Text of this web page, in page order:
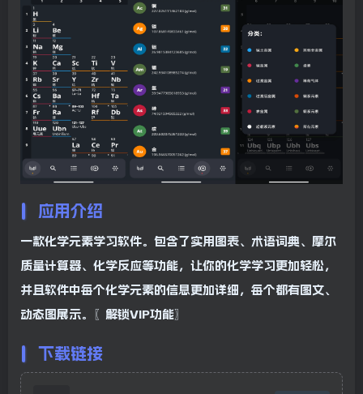
应用介绍
一款化学元素学习软件。包含了实用图表、术语词典、摩尔
质量计算器、化学反应等功能，让你的化学学习更加轻松，
并且软件中每个化学元素的信息更加详细，每个都有图文、
动态图展示。〖解锁VIP功能〗
下载链接